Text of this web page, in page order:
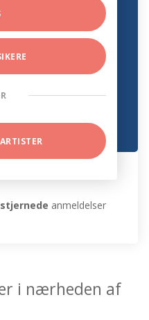
anmeldelser
i nærheden af